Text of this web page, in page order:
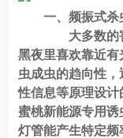
一、频振式杀
大多数的害
黑夜里喜欢靠近
虫成虫的趋向性，
性信息等原理设
蜜桃新能源专用
灯管能产生特定